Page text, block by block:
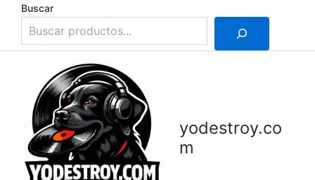
contenido
Buscar
yodestroy.co
m